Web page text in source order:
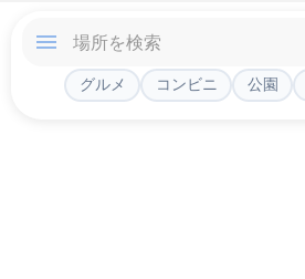
グルメ コンビニ 公園